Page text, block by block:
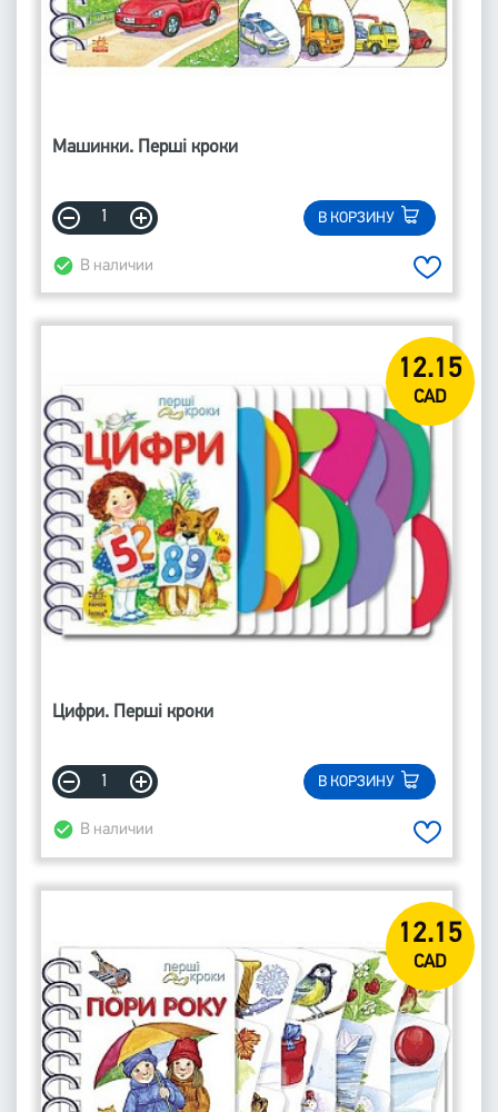
Машинки. Перші кроки
В КОРЗИНУ
В наличии
12.15
CAD
Цифри. Перші кроки
В КОРЗИНУ
В наличии
12.15
CAD